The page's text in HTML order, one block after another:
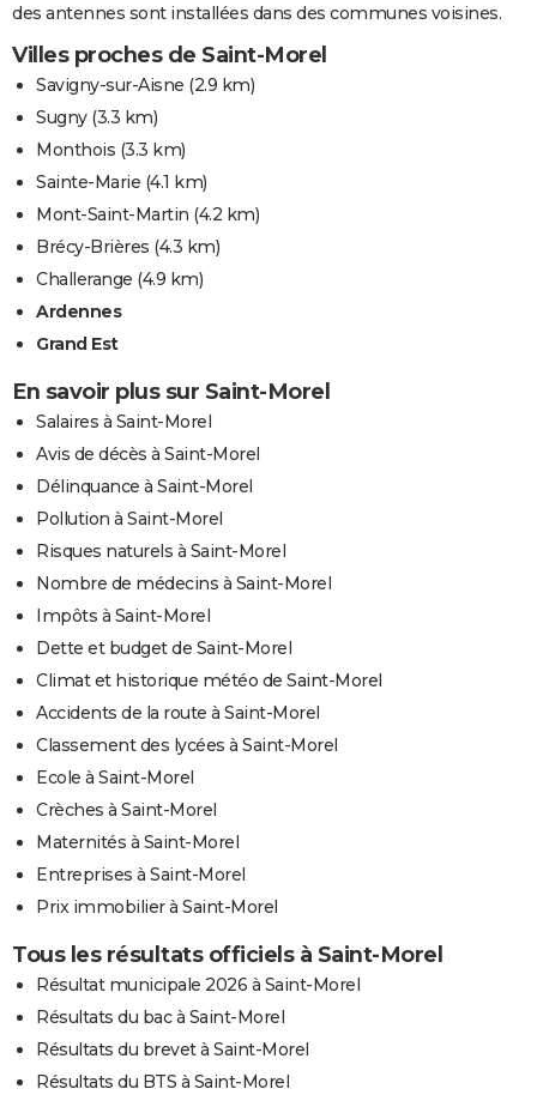
des antennes sont installées dans des communes voisines.
Villes proches de Saint-Morel
Savigny-sur-Aisne (2.9 km)
Sugny(3.3 km)
Monthois (3.3 km)
Sainte-Marie (4.1 km)
Mont-Saint-Martin (4.2 km)
Brécy-Brières (4.3 km)
Challerange (4.9 km)
Ardennes
Grand Est
En savoir plus sur Saint-Morel
Salaires à Saint-Morel
Avis de décès à Saint-Morel
Délinquance à Saint-Morel
Pollution à Saint-Morel
Risques naturels à Saint-Morel
Nombre de médecins à Saint-Morel
Impôts à Saint-Morel
Dette et budget de Saint-Morel
Climat et historique météo de Saint-Morel
Accidents de la route à Saint-Morel
Classement des lycées à Saint-Morel
Ecole à Saint-Morel
Crèches à Saint-Morel
Maternités à Saint-Morel
Entreprises à Saint-Morel
Prix immobilier à Saint-Morel
Tous les résultats officiels à Saint-Morel
Résultat municipale 2026 à Saint-Morel
Résultats du bac à Saint-Morel
Résultats du brevet à Saint-Morel
Résultats du BTS à Saint-Morel